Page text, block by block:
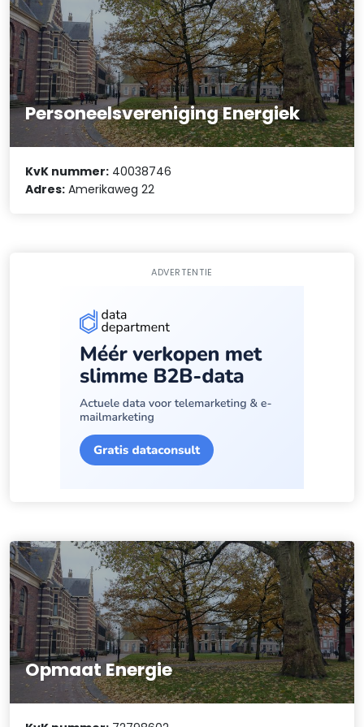
Personeelsvereniging Energiek
KvK nummer: 40038746
Adres: Amerikaweg 22
ADVERTENTIE
Opmaat Energie